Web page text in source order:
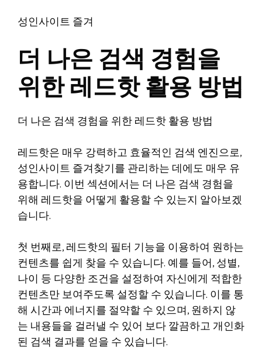
성인사이트 즐겨
더 나은 검색 경험을
위한 레드핫 활용 방법
더 나은 검색 경험을 위한 레드핫 활용 방법
레드핫은 매우 강력하고 효율적인 검색 엔진으로,
성인사이트 즐겨찾기를 관리하는 데에도 매우 유
용합니다. 이번 섹션에서는 더 나은 검색 경험을
위해 레드핫을 어떻게 활용할 수 있는지 알아보겠
습니다.
첫 번째로, 레드핫의 필터 기능을 이용하여 원하는
컨텐츠를 쉽게 찾을 수 있습니다. 예를 들어, 성별,
나이 등 다양한 조건을 설정하여 자신에게 적합한
컨텐츠만 보여주도록 설정할 수 있습니다. 이를 통
해 시간과 에너지를 절약할 수 있으며, 원하지 않
는 내용들을 걸러낼 수 있어 보다 깔끔하고 개인화
된 검색 결과를 얻을 수 있습니다.